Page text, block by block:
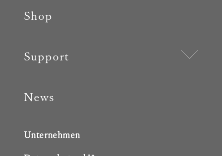
Shop
Support
News
Unternehmen